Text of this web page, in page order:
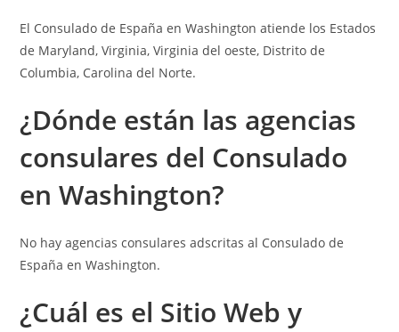
El Consulado de España en Washington atiende los Estados
de Maryland, Virginia, Virginia del oeste, Distrito de
Columbia, Carolina del Norte.
¿Dónde están las agencias
consulares del Consulado
en Washington?
No hay agencias consulares adscritas al Consulado de
España en Washington.
¿Cuál es el Sitio Web y